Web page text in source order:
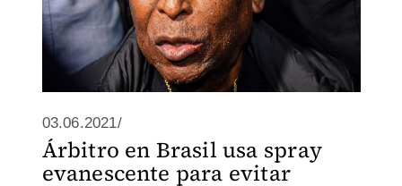
03.06.2021/
Árbitro en Brasil usa spray
evanescente para evitar